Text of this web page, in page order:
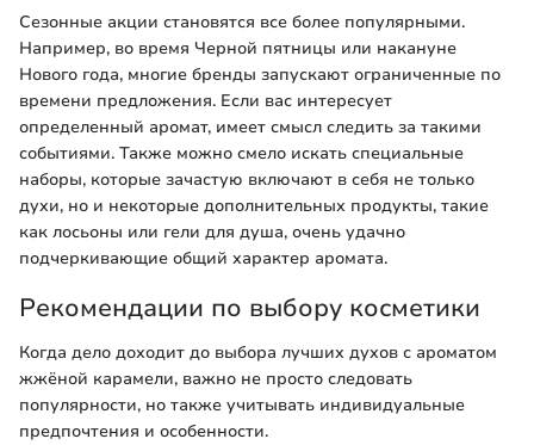
Сезонные акции становятся все более популярными.
Например, во время Черной пятницы или накануне
Нового года, многие бренды запускают ограниченные по
времени предложения. Если вас интересует
определенный аромат, имеет смысл следить за такими
событиями. Также можно смело искать специальные
наборы, которые зачастую включают в себя не только
духи, но и некоторые дополнительных продукты, такие
как лосьоны или гели для душа, очень удачно
подчеркивающие общий характер аромата.
Рекомендации по выбору косметики
Когда дело доходит до выбора лучших духов с ароматом
жжёной карамели, важно не просто следовать
популярности, но также учитывать индивидуальные
предпочтения и особенности.